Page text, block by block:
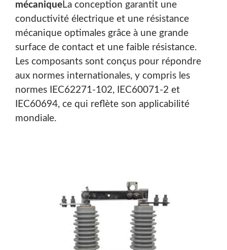
mécaniqueLa conception garantit une
conductivité électrique et une résistance
mécanique optimales grâce à une grande
surface de contact et une faible résistance.
Les composants sont conçus pour répondre
aux normes internationales, y compris les
normes IEC62271-102, IEC60071-2 et
IEC60694, ce qui reflète son applicabilité
mondiale.